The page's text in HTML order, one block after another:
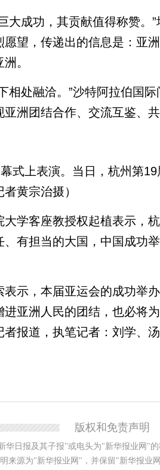
成功，其贡献值得称赞。”
愿望，传递出的信息是：亚
。
处融洽。”沙特阿拉伯国际
洲团结合作、交流互鉴、
上表演。当日，杭州第19
黄宗治摄）
客座教授权起植表示，杭
有担当的大国，中国成功
，本届亚运会的成功举办
亚洲人民的团结，也必将
报道，执笔记者：刘学、
版权和免责声明
华日报及其子报"或电头为"新华报业网"
来源为"新华报业网"，并保留"新华报业网